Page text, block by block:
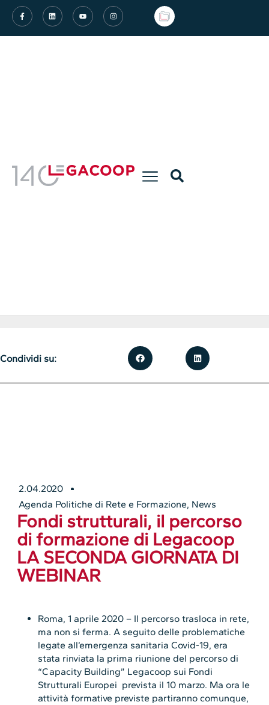
2.04.2020
Agenda Politiche di Rete e Formazione, News
Fondi strutturali, il percorso
di formazione di Legacoop
LA SECONDA GIORNATA DI
WEBINAR
Roma, 1 aprile 2020 – Il percorso trasloca in rete,
ma non si ferma. A seguito delle problematiche
legate all’emergenza sanitaria Covid-19, era
stata rinviata la prima riunione del percorso di
“Capacity Building” Legacoop sui Fondi
Strutturali Europei prevista il 10 marzo. Ma ora le
attività formative previste partiranno comunque,
Condividi su: